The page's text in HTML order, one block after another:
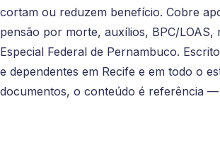
cortam ou reduzem benefício. Cobre
pensão por morte, auxílios, BPC/
Especial Federal de Pernambuco.
e dependentes em Recife e em todo o
documentos, o conteúdo é referência —